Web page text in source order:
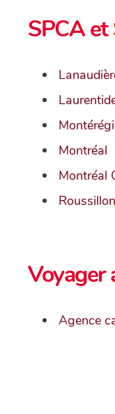
SPCA et
Montréal
Montréal
Roussillon
Voyager
Agence